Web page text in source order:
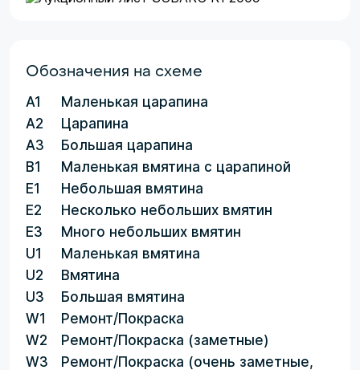
Обозначения на схеме
A1
Маленькая царапина
A2
Царапина
A3
Большая царапина
B1
Маленькая вмятина с царапиной
E1
Небольшая вмятина
E2
Несколько небольших вмятин
E3
Много небольших вмятин
U1
Маленькая вмятина
U2
Вмятина
U3
Большая вмятина
W1
Ремонт/Покраска
W2
Ремонт/Покраска (заметные)
W3
Ремонт/Покраска (очень заметные,